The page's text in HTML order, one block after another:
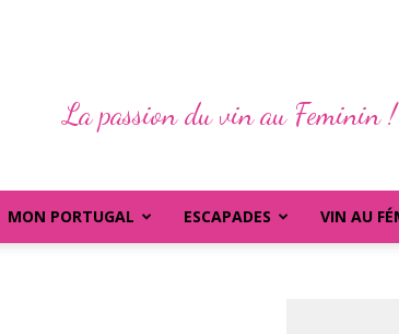
La passion du vin au Feminin !
MON PORTUGAL ESCAPADES VIN AU